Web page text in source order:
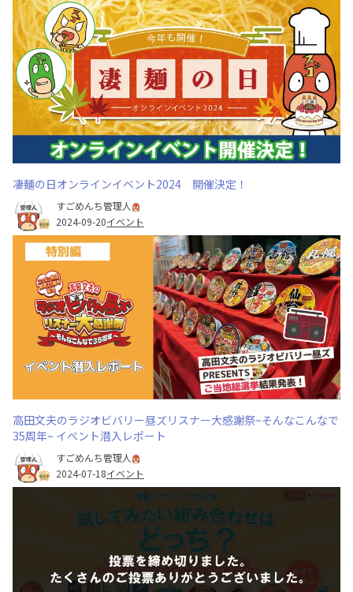
凄麺の日オンラインイベント2024 開催決定！
すごめんち管理人
2024-09-20イベント
高田文夫のラジオビバリー昼ズリスナー大感謝祭~そんなこんなで
35周年~ イベント潜入レポート
すごめんち管理人
2024-07-18イベント